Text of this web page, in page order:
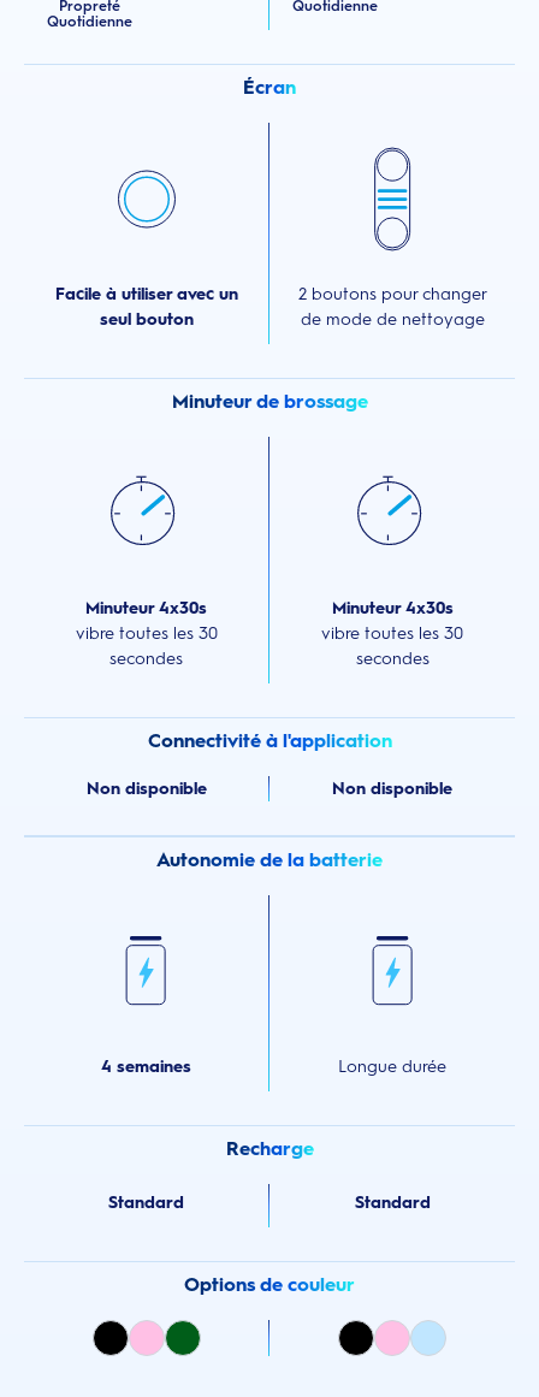
Propreté
Quotidienne
Quotidienne
Écran
Facile à utiliser avec un
seul bouton
2 boutons pour changer
de mode de nettoyage
Minuteur de brossage
Minuteur 4x30s
vibre toutes les 30
secondes
Minuteur 4x30s
vibre toutes les 30
secondes
Connectivité à l'application
Non disponible Non disponible
Autonomie de la batterie
4 semaines Longue durée
Recharge
Standard Standard
Options de couleur